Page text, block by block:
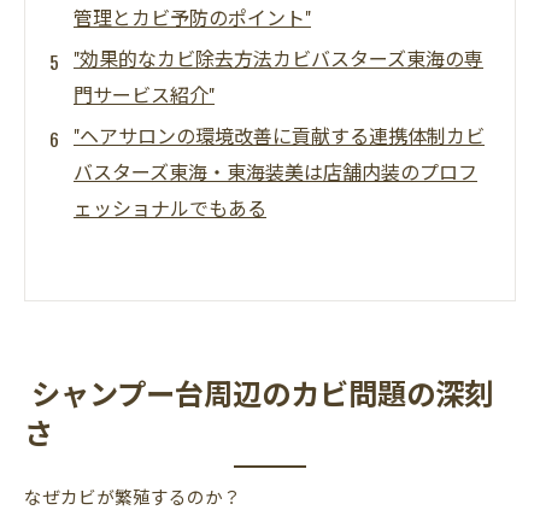
管理とカビ予防のポイント"
"効果的なカビ除去方法カビバスターズ東海の専
門サービス紹介"
"ヘアサロンの環境改善に貢献する連携体制カビ
バスターズ東海・東海装美は店舗内装のプロフ
ェッショナルでもある
シャンプー台周辺のカビ問題の深刻
さ
なぜカビが繁殖するのか？